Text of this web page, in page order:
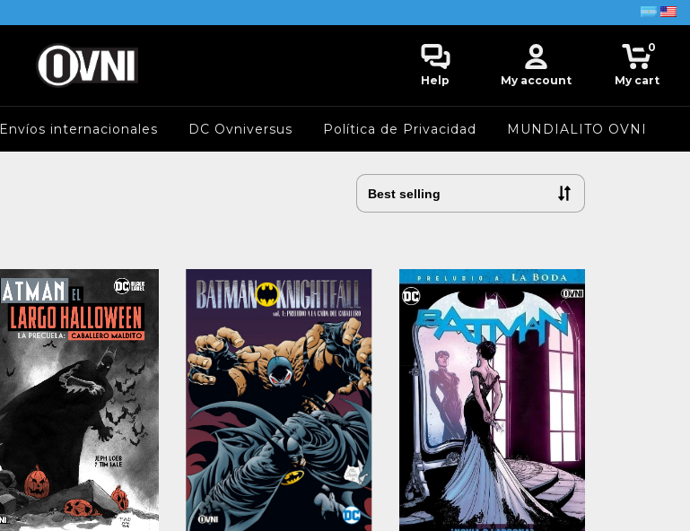
Help My account My cart
0
Envíos internacionales DC Ovniversus Política de Privacidad MUNDIALITO OVNI